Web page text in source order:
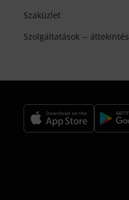
Szaküzlet
Szolgáltatások -- áttekintés